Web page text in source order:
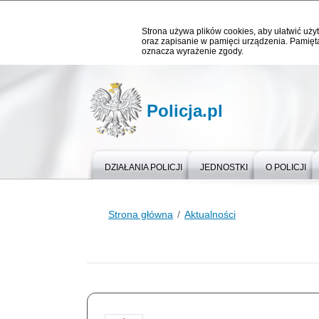
Strona używa plików cookies, aby ułatwić
oraz zapisanie w pamięci urządzenia.
oznacza wyrażenie zgody.
Policja.pl
DZIAŁANIA POLICJI JEDNOSTKI O POLICJI
Strona główna Aktualności